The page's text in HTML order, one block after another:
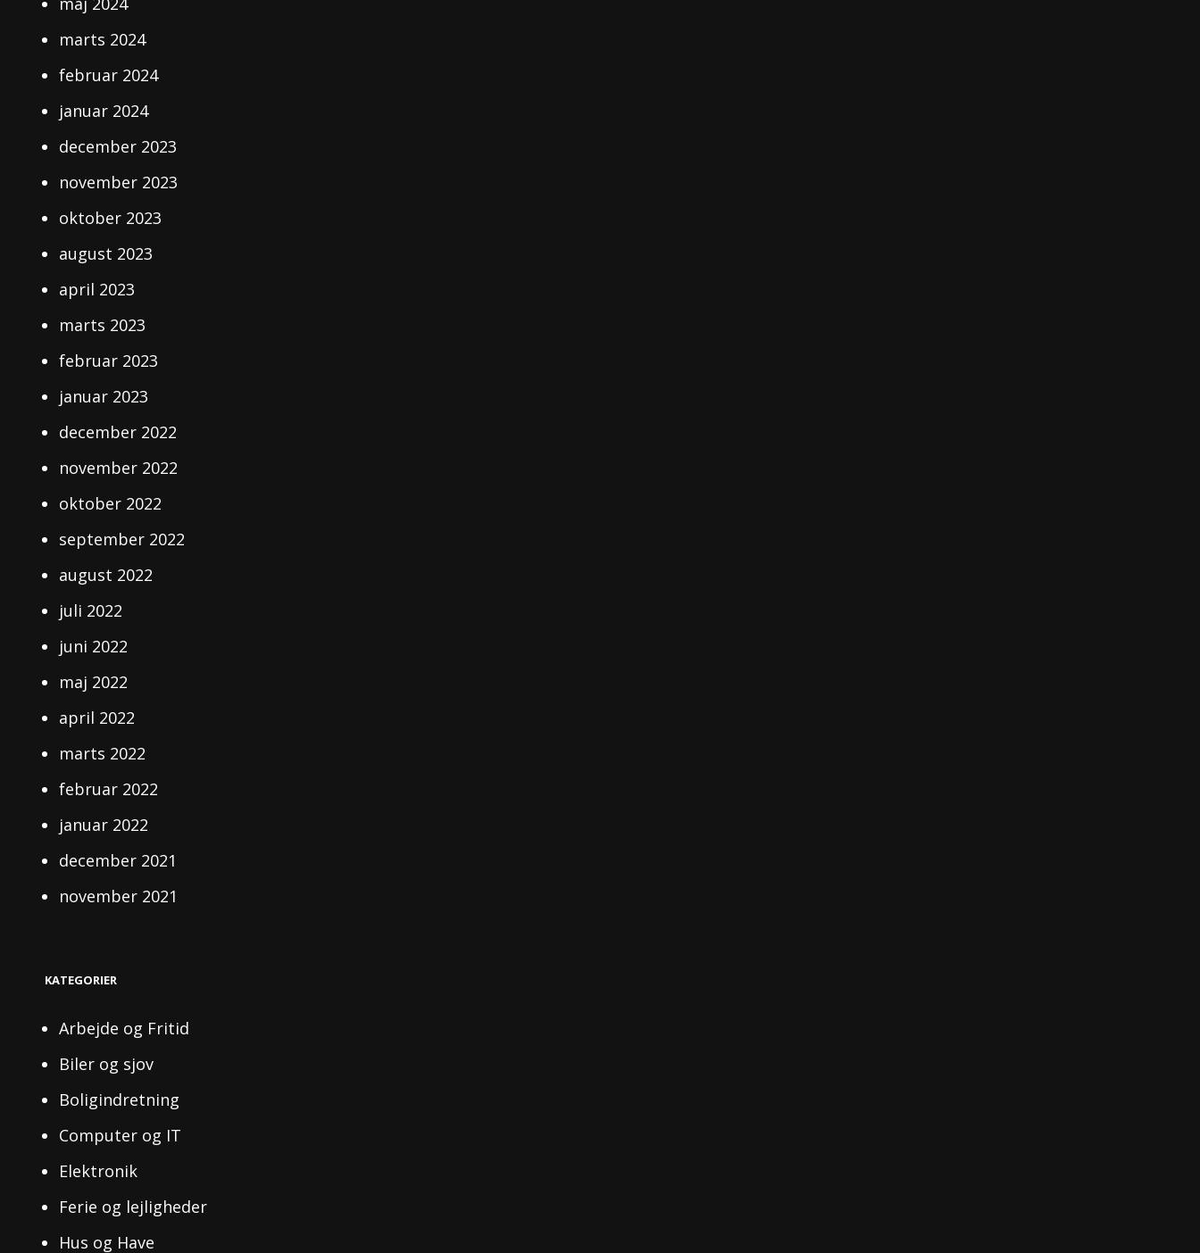
marts 2024
februar 2024
januar 2024
december 2023
november 2023
oktober 2023
august 2023
april 2023
marts 2023
februar 2023
januar 2023
december 2022
november 2022
oktober 2022
september 2022
august 2022
juli 2022
juni 2022
maj 2022
april 2022
marts 2022
februar 2022
januar 2022
december 2021
november 2021
KATEGORIER
Arbejde og Fritid
Biler og sjov
Boligindretning
Computer og IT
Elektronik
Ferie og lejligheder
Hus og Have